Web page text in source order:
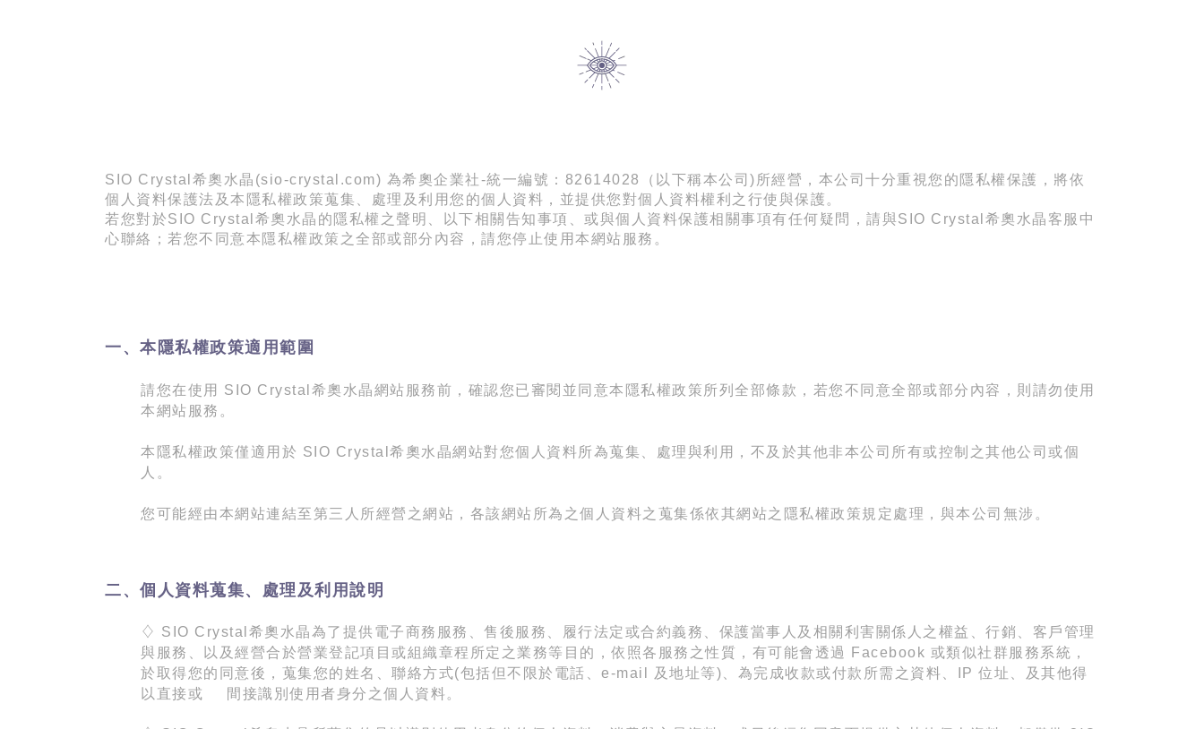
SIO Crystal希奧水晶(sio-crystal.com) 為希奧企業社-統一編號：82614028（以下稱本公司)所經營 ， 本公司十分重視您的隱私權保護，將依
個人資料保護法及本隱私權政策蒐集、處理及利用您的個人資料，並提供您對個人資料權利之行使與保護。
若您對於SIO Crystal 希奧水晶的隱私權之聲明、以下相關告知事項、或與個人資料保護相關事項有任何疑問，請與SIO Crystal 希奧水晶客服中
心聯絡；若您不同意本隱私權政策之全部或部分內容，請您停止使用本網站服務。
一、本隱私權政策適用範圍
請您在使用 SIO Crystal 希奧水晶網站服務前，確認您已審閱並同意本隱私權政策所列全部條款，若您不同意全部或部分內容，則請勿使用
本網站服務。
本隱私權政策僅適用於 SIO Crystal 希奧水晶網站對您個人資料所為蒐集、處理與利用，不及於其他非本公司所有或控制之其他公司或個
人。
您可能經由本網站連結至第三人所經營之網站，各該網站所為之個人資料之蒐集係依其網站之隱私權政策規定處理，與本公司無涉。
二、個人資料蒐集、處理及利用說明
♢ SIO Crystal 希奧水晶為了提供電子商務服務、售後服務、履行法定或合約義務、保護當事人及相關利害關係人之權益、行銷、客戶管理
與服務、以及經營合於營業登記項目或組織章程所定之業務等目的，依照各服務之性質，有可能會透過 Facebook 或類似社群服務系統，
於取得您的同意後，蒐集您的姓名、聯絡方式(包括但不限於電話、 e-mail 及地址等) 、為完成收款或付款所需之資料、 IP 位址、及其他得
以直接或
間接識別使用者身分之個人資料。